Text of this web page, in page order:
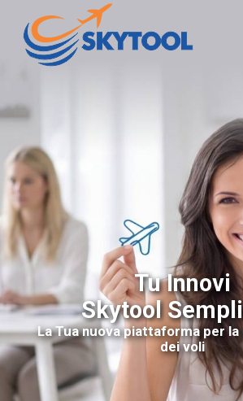
Tu Innovi
Skytool
La Tua nuova piattaforma per
dei voli